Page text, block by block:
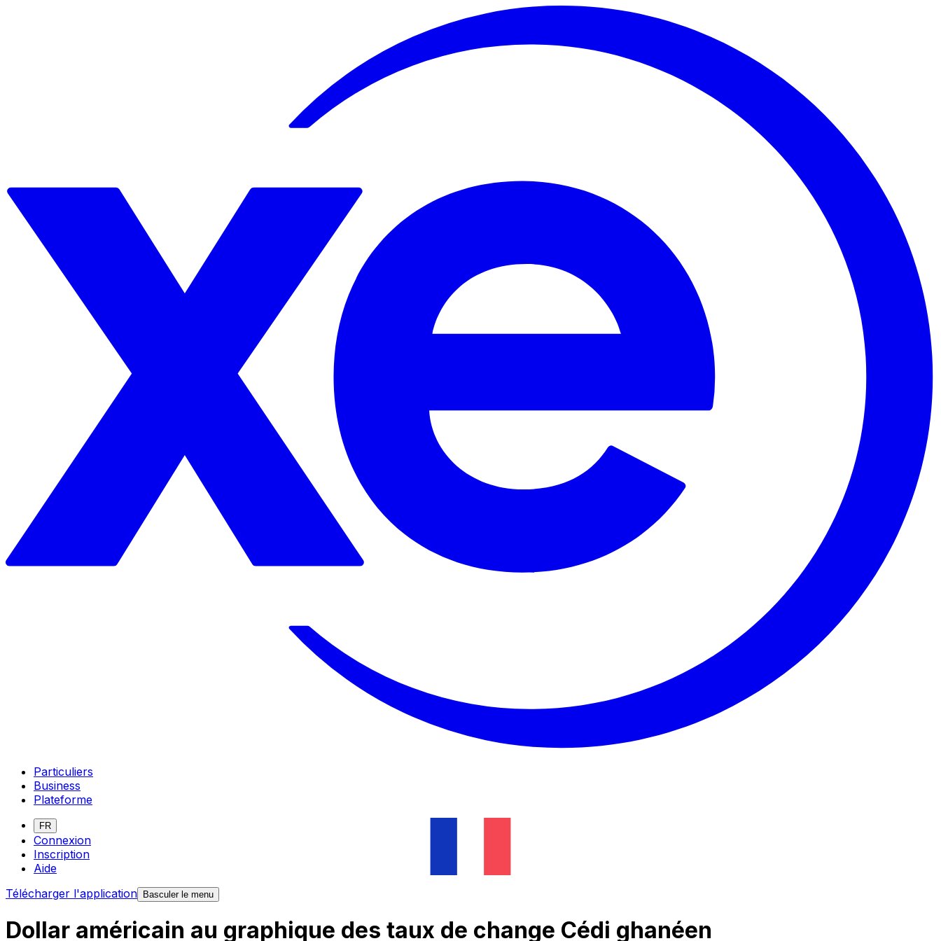
Particuliers
Business
Plateforme
FR
Connexion
Inscription
Aide
Télécharger l'application Basculer le menu
Dollar américain au graphique des taux de change Cédi ghanéen